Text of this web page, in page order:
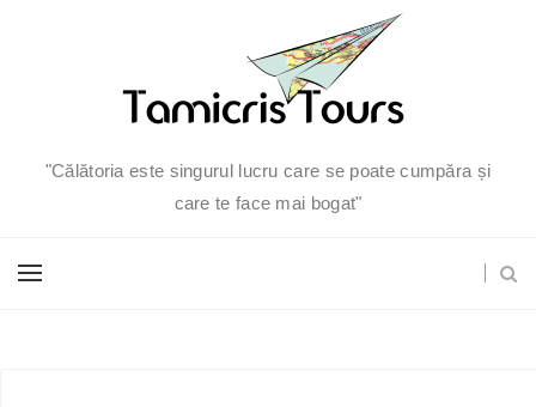
"Călătoria este singurul lucru care se poate cumpăra și
care te face mai bogat"